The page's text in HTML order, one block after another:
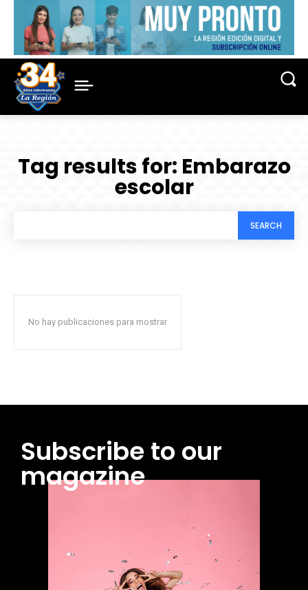
Tag results for: Embarazo
escolar
SEARCH
No hay publicaciones para mostrar
Subscribe to our
magazine